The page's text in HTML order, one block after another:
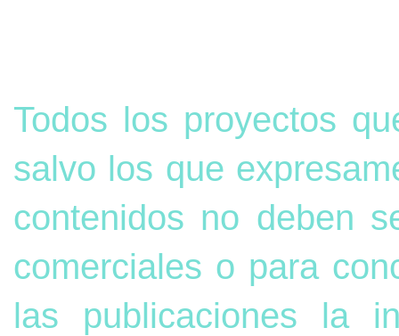
Todos los proyectos
salvo los que
contenidos no deben
comerciales o para
las publicaciones la